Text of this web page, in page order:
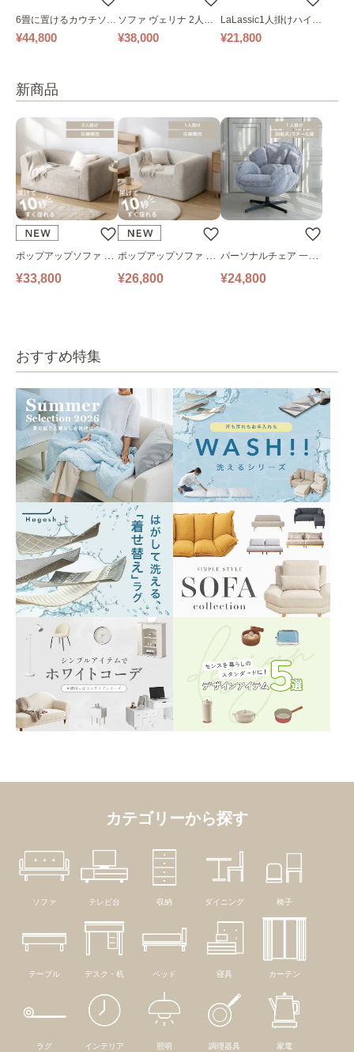
6畳に置けるカウチソフ
ァ｜ベージュ
¥44,800
ソファ ヴェリナ 2人掛
け
¥38,000
LaLassic1人掛けハイバ
ックソファ ワイド
¥21,800
新商品
ポップアップソファ ソ
ファ フロアソファ 幅14
¥33,800
ポップアップソファ ソ
ファ フロアソファ 幅10
¥26,800
パーソナルチェア 一人
掛けソファ O’HANA ソ
¥24,800
おすすめ特集
カテゴリーから探す
ソファ テレビ台 収納 ダイニング 椅子
テーブル デスク・机 ベッド 寝具 カーテン
ラグ
インテリア
照明 調理器具 家電